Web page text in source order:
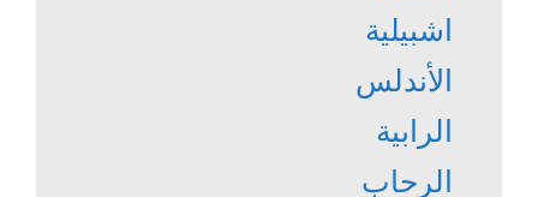
اشبيلية
الأندلس
الرابية
الرحاب